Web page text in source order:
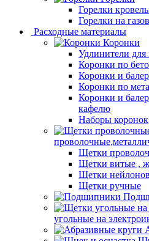
Горелки
Горелки на
Расходные материалы
Коронки
Удлинители для
Коронки по
Коронки и
Коронки по
Коронки и
кафелю
Наборы коронок
Щетки
Щетки витые ,
Щетки
Щетки ручные
угольные на